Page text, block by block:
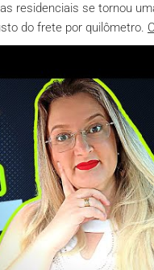
residenciais se tornou
do frete por quilômetro.